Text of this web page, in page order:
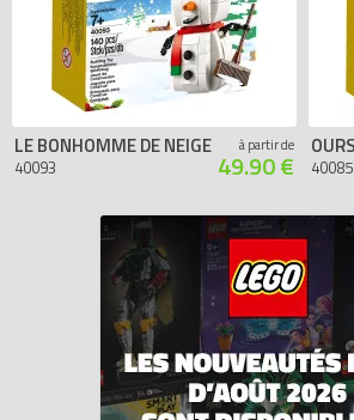
LE BONHOMME DE NEIGE
40093
à partir de
49.90 € 40085